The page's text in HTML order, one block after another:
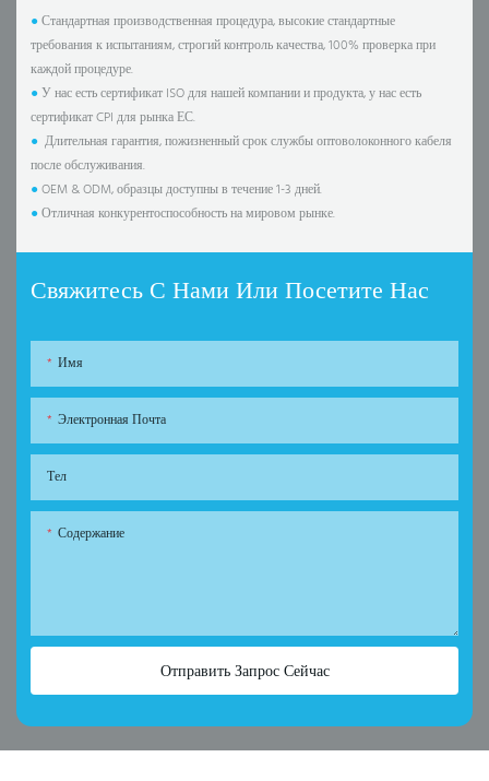
●Стандартная производственная процедура, высокие стандартные
требования к испытаниям, строгий контроль качества, 100% проверка при
каждой процедуре.
●У нас есть сертификат ISO для нашей компании и продукта, у нас есть
сертификат CPI для рынка ЕС.
● Длительная гарантия, пожизненный срок службы оптоволоконного кабеля
после обслуживания.
●OEM & ODM, образцы доступны в течение 1-3 дней.
●Отличная конкурентоспособность на мировом рынке.
Свяжитесь С Нами Или Посетите Нас
Имя
Электронная Почта
Тел
Содержание
Отправить Запрос Сейчас